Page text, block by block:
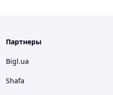
Партнеры
Bigl.ua
Shafa